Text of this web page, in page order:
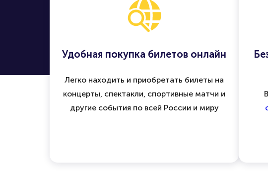
Удобная покупка билетов онлайн
Легко находить и приобретать билеты на
концерты, спектакли, спортивные матчи и
другие события по всей России и миру